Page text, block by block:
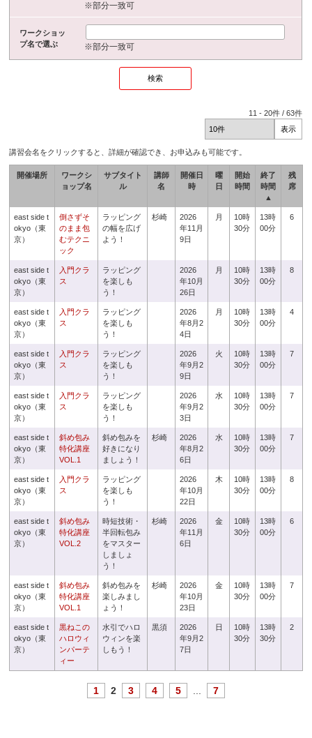
※部分一致可
ワークショッ
プ名で選ぶ
※部分一致可
11 -20件 /63件
講習会名をクリックすると、詳細が確認でき、お申込みも可能です。
開催場所
ワークシ
ョップ名
サブタイト
ル
講師
名
開催日
時
曜
日
開始
時間
終了
時間
▲
残
席
east side t
okyo（東
京）
倒さずそ
のまま包
むテクニ
ック
ラッピング
の幅を広げ
よう！
杉崎
2026
年11月
9日
月
10時
30分
13時
00分
6
east side t
okyo（東
京）
入門クラ
ス
ラッピング
を楽しも
う！
2026
年10月
26日
月
10時
30分
13時
00分
8
east side t
okyo（東
京）
入門クラ
ス
ラッピング
を楽しも
う！
2026
年8月2
4日
月
10時
30分
13時
00分
4
east side t
okyo（東
京）
入門クラ
ス
ラッピング
を楽しも
う！
2026
年9月2
9日
火
10時
30分
13時
00分
7
east side t
okyo（東
京）
入門クラ
ス
ラッピング
を楽しも
う！
2026
年9月2
3日
水
10時
30分
13時
00分
7
east side t
okyo（東
京）
斜め包み
特化講座
VOL.1
斜め包みを
好きになり
ましょう！
杉崎
2026
年8月2
6日
水
10時
30分
13時
00分
7
east side t
okyo（東
京）
入門クラ
ス
ラッピング
を楽しも
う！
2026
年10月
22日
木
10時
30分
13時
00分
8
east side t
okyo（東
京）
斜め包み
特化講座
VOL.2
時短技術・
半回転包み
をマスター
しましょ
う！
杉崎
2026
年11月
6日
金
10時
30分
13時
00分
6
east side t
okyo（東
京）
斜め包み
特化講座
VOL.1
斜め包みを
楽しみまし
ょう！
杉崎
2026
年10月
23日
金
10時
30分
13時
00分
7
east side t
okyo（東
京）
黒ねこの
ハロウィ
ンパーテ
ィー
水引でハロ
ウィンを楽
しもう！
黒須
2026
年9月2
7日
日
10時
30分
13時
30分
2
1 2 3 4 5 7